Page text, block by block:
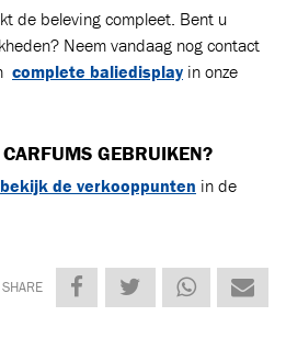
de beleving compleet. Bent u
Neem vandaag nog contact
complete baliedisplay in onze
GEBRUIKEN?
bekijk de verkooppunten in de
SHARE